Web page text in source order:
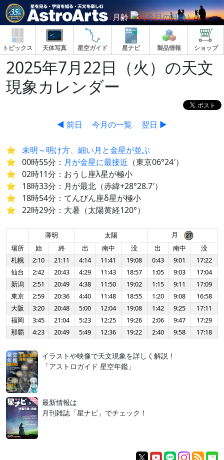
月齢
トピックス 天体写真 星空ガイド 星ナビ 製品情報 ショップ
2025年7月22日（火）の天文
現象カレンダー
◀ 前日 今月の一覧 翌日 ▶
未明～明け方、細い月と金星が並ぶ
00時55分： 月が金星に最接近 （東京06°24′）
02時11分：おうし座λ星が極小
18時33分：月が最北（赤緯+28°28.7′）
18時54分：てんびん座δ星が極小
22時29分：大暑（太陽黄経120°）
薄明 太陽
月
場所
始 終 出 南中 没 出 南中
没
札幌
2:10 21:11 4:14 11:41 19:08 0:43 9:01
17:22
仙台
2:42 20:43 4:29 11:43 18:57 1:05 9:03
17:04
新潟
2:51 20:49 4:38 11:50 19:02 1:15 9:11
17:09
東京
2:59 20:36 4:40 11:48 18:55 1:20 9:08
16:58
大阪
3:20 20:48 5:00 12:04 19:08 1:42 9:25
17:11
福岡
3:45 21:04 5:23 12:25 19:26 2:06 9:47
17:29
那覇
4:23 20:49 5:49 12:36 19:22 2:40 9:58 17:18
イラストや映像で天文現象を詳しく解説！
「アストロガイド 星空年鑑」
最新情報は
月刊雑誌「星ナビ」でチェック！